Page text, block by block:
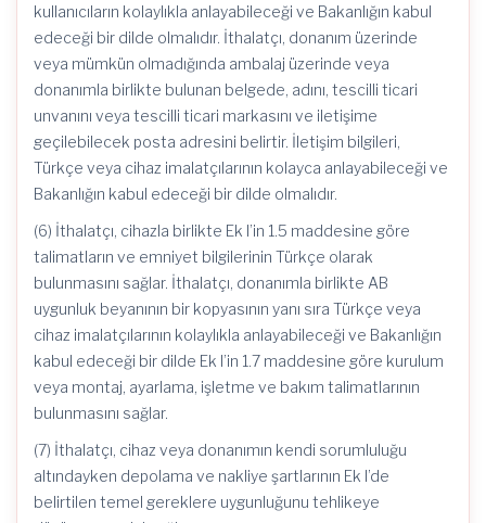
kullanıcıların kolaylıkla anlayabileceği ve Bakanlığın kabul
edeceği bir dilde olmalıdır. İthalatçı, donanım üzerinde
veya mümkün olmadığında ambalaj üzerinde veya
donanımla birlikte bulunan belgede, adını, tescilli ticari
unvanını veya tescilli ticari markasını ve iletişime
geçilebilecek posta adresini belirtir. İletişim bilgileri,
Türkçe veya cihaz imalatçılarının kolayca anlayabileceği ve
Bakanlığın kabul edeceği bir dilde olmalıdır.
(6) İthalatçı, cihazla birlikte Ek I’in 1.5 maddesine göre
talimatların ve emniyet bilgilerinin Türkçe olarak
bulunmasını sağlar. İthalatçı, donanımla birlikte AB
uygunluk beyanının bir kopyasının yanı sıra Türkçe veya
cihaz imalatçılarının kolaylıkla anlayabileceği ve Bakanlığın
kabul edeceği bir dilde Ek I’in 1.7 maddesine göre kurulum
veya montaj, ayarlama, işletme ve bakım talimatlarının
bulunmasını sağlar.
(7) İthalatçı, cihaz veya donanımın kendi sorumluluğu
altındayken depolama ve nakliye şartlarının Ek I’de
belirtilen temel gereklere uygunluğunu tehlikeye